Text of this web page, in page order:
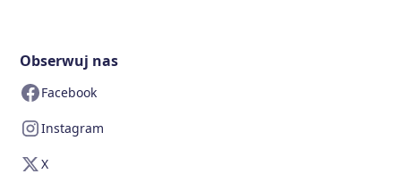
Obserwuj nas
Facebook
Instagram
X